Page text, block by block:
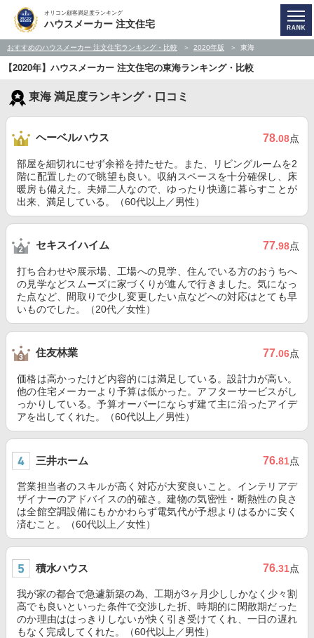
オリコン顧客満足度ランキング
ハウスメーカー 注文住宅
おすすめのハウスメーカー 注文住宅ランキング・比較 2020年版 東海
【2020年】ハウスメーカー 注文住宅の東海ランキング・比較
東海 満足度ランキング・口コミ
ヘーベルハウス 78.08点
部屋を細切れにせず余裕を持たせた。また、リビングルームを2
階に配置したので眺望も良い。収納スペースを十分確保し、床
暖房も備えた。夫婦二人なので、ゆったり快適に暮らすことが
出来、満足している。（60代以上／男性）
セキスイハイム 77.98点
打ち合わせや展示場、工場への見学、住んでいる方のおうちへ
の見学などスムーズに家づくりが進んで行きました。気になっ
た点など、間取りで少し変更したい点などへの対応はとても早
いものでした。（20代／女性）
住友林業 77.06点
価格は高かったけど内容的には満足している。設計力が高い。
他の住宅メーカーより予算は低かった。アフターサービスがし
っかりしている。予算オーバーにならず建て主に沿ったアイデ
アを出してくれた。（60代以上／男性）
三井ホーム 76.81点
営業担当者のスキルが高く対応が大変良いこと。インテリアデ
ザイナーのアドバイスの的確さ。建物の気密性・断熱性の良さ
は全館空調設備にもかかわらず電気代が予想よりはるかに安く
済むこと。（60代以上／女性）
積水ハウス 76.31点
我が家の都合で急遽新築の為、工期が3ヶ月少ししかなく少々割
高でも良いといった条件で交渉した折、時期的に閑散期だった
のか理由ははっきりしないが快く引き受けてくれ、一日の遅れ
もなく完成してくれた。（60代以上／男性）